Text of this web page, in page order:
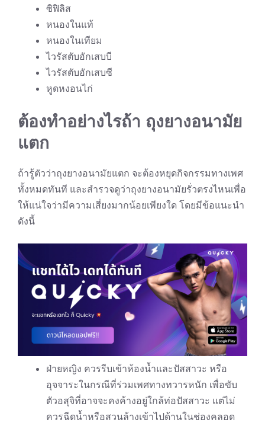
ซิฟิลิส
หนองในแท้
หนองในเทียม
ไวรัสตับอักเสบบี
ไวรัสตับอักเสบซี
หูดหงอนไก่
ต้องทำอย่างไรถ้า ถุงยางอนามัย
แตก
ถ้ารู้ตัวว่าถุงยางอนามัยแตก จะต้องหยุดกิจกรรมทางเพศ
ทั้งหมดทันที และสำรวจดูว่าถุงยางอนามัยรั่วตรงไหนเพื่อ
ให้แน่ใจว่ามีความเสี่ยงมากน้อยเพียงใด โดยมีข้อแนะนำ
ดังนี้
ฝ่ายหญิง ควรรีบเข้าห้องน้ำและปัสสาวะ หรือ
อุจจาระในกรณีที่ร่วมเพศทางทวารหนัก เพื่อขับ
ตัวอสุจิที่อาจจะคงค้างอยู่ใกล้ท่อปัสสาวะ แต่ไม่
ควรฉีดน้ำหรือสวนล้างเข้าไปด้านในช่องคลอด